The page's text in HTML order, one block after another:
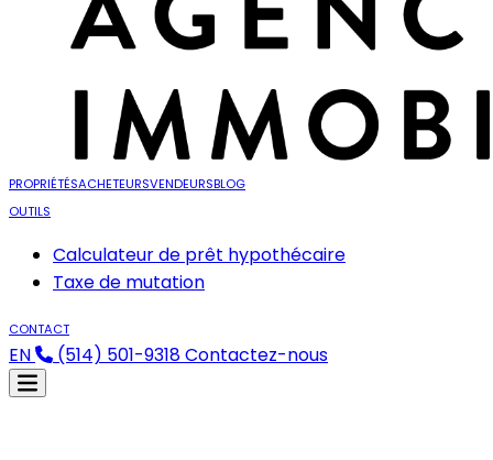
PROPRIÉTÉSACHETEURSVENDEURSBLOG
OUTILS
Calculateur de prêt hypothécaire
Taxe de mutation
CONTACT
EN (514) 501-9318Contactez-nous